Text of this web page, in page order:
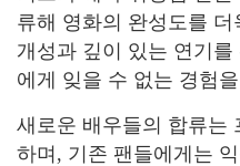
류해 영화의 완성도를
개성과 깊이 있는 연기
에게 잊을 수 없는 경험
새로운 배우들의 합류는
하며, 기존 팬들에게는